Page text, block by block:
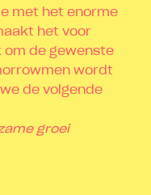
met het enorme
het voor
om de gewenste
wordt
de volgende
groei